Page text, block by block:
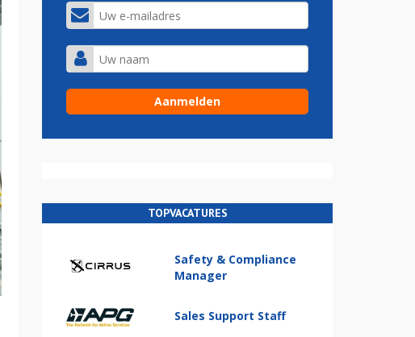
TOPVACATURES
Safety & Compliance
Manager
Sales Support Staff